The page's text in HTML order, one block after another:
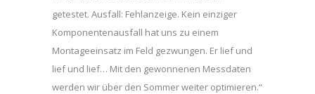
getestet. Ausfall: Fehlanzeige. Kein einziger
Komponentenausfall hat uns zu einem
Montageeinsatz im Feld gezwungen. Er lief und
lief und lief… Mit den gewonnenen Messdaten
werden wir über den Sommer weiter optimieren.“